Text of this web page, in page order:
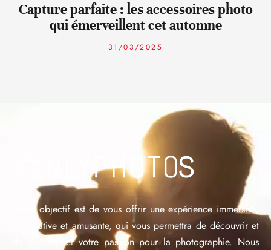
Capture parfaite : les accessoires photo
qui émerveillent cet automne
31/03/2025
Notre objectif est de vous offrir une expérience immersive,
informative et amusante, qui vous permettra de découvrir et
de développer votre passion pour la photographie. Nous